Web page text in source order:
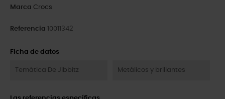
Marca Crocs
Referencia 10011342
Ficha de datos
Temática De Jibbitz Metálicos y brillantes